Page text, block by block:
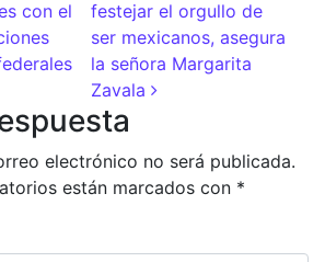
con el
festejar el orgullo de
ser mexicanos, asegura
la señora Margarita
Zavala
electrónico no será publicada.
están marcados con *